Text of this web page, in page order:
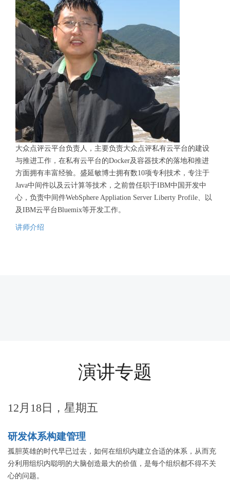
大众点评云平台负责人，主要负责大众点评私有云平台的建设
与推进工作，在私有云平台的Docker及容器技术的落地和推进
方面拥有丰富经验。盛延敏博士拥有数10项专利技术，专注于
Java中间件以及云计算等技术，之前曾任职于IBM中国开发中
心，负责中间件WebSphere Appliation Server Liberty Profile、以
及IBM云平台Bluemix等开发工作。
讲师介绍
演讲专题
12月18日，星期五
研发体系构建管理
孤胆英雄的时代早已过去，如何在组织内建立合适的体系，从而充
分利用组织内聪明的大脑创造最大的价值，是每个组织都不得不关
心的问题。